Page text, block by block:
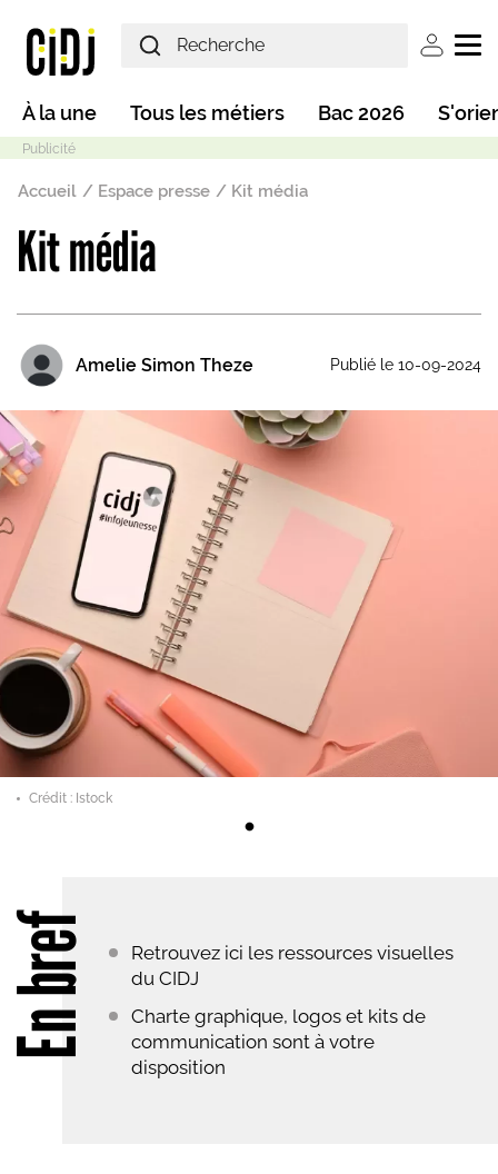
User
Main navigation
À la une Tous les métiers Bac 2026
Fil d'Ariane
Accueil Espace presse Kit média
Kit média
Amelie Simon Theze Publié le 10-09-2024
bref
Retrouvez ici les ressources visuelles
du CIDJ
Charte graphique, logos et kits de
communication sont à votre
disposition
Crédit : Istock